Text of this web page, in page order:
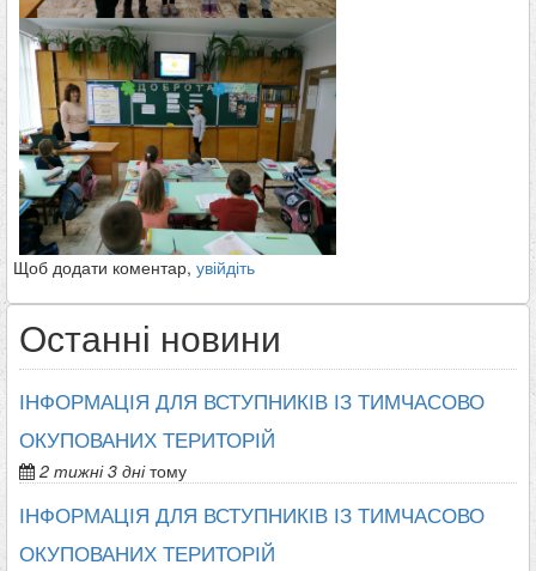
Щоб додати коментар, увійдіть
Останні новини
ІНФОРМАЦІЯ ДЛЯ ВСТУПНИКІВ ІЗ ТИМЧАСОВО
ОКУПОВАНИХ ТЕРИТОРІЙ
2 тижні 3 днітому
ІНФОРМАЦІЯ ДЛЯ ВСТУПНИКІВ ІЗ ТИМЧАСОВО
ОКУПОВАНИХ ТЕРИТОРІЙ